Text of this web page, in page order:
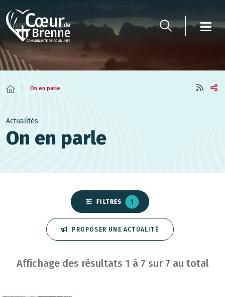
On en parle
Actualités
On en parle
FILTRES 1
PROPOSER UNE ACTUALITÉ
Affichage des résultats 1 à 7 sur 7 au total